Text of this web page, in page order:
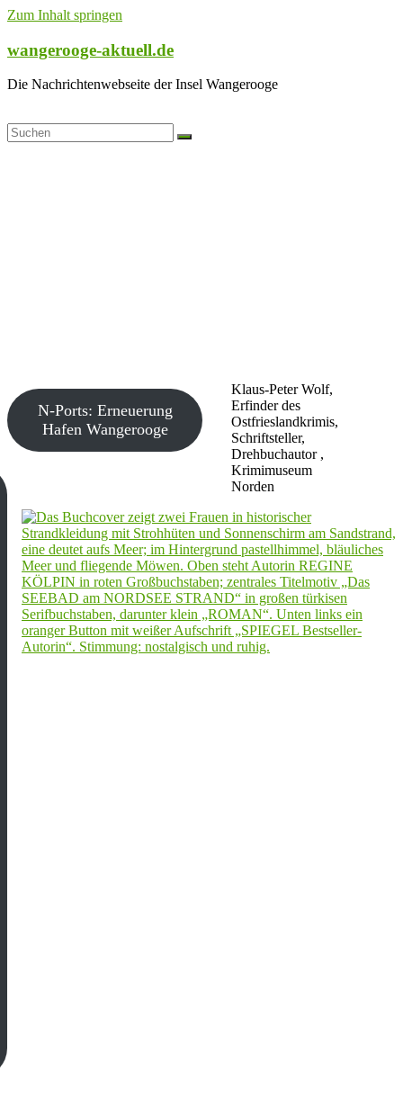
Zum Inhalt springen
wangerooge-aktuell.de
Die Nachrichtenwebseite der Insel Wangerooge
Klaus-Peter Wolf,
Erfinder des
Ostfrieslandkrimis,
Schriftsteller,
Drehbuchautor ,
Krimimuseum
Norden
N-Ports: Erneuerung
Hafen Wangerooge